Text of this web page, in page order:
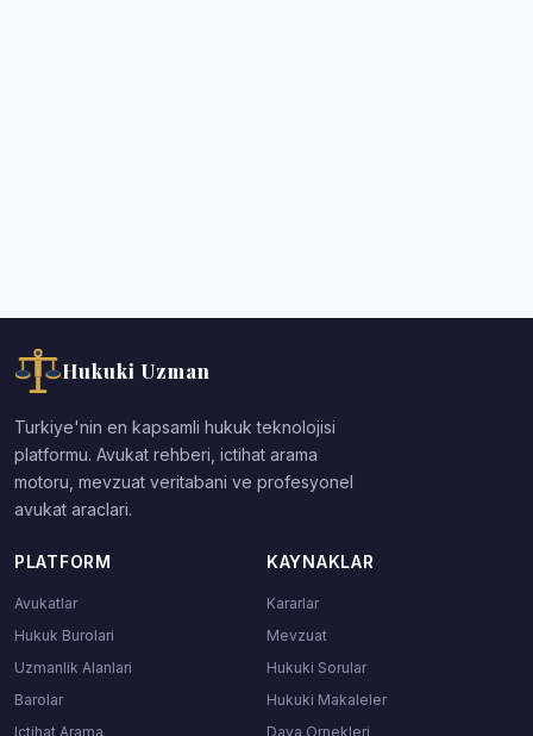
Hukuki Uzman
Turkiye'nin en kapsamli hukuk teknolojisi
platformu. Avukat rehberi, ictihat arama
motoru, mevzuat veritabani ve profesyonel
avukat araclari.
PLATFORM
Avukatlar
Hukuk Burolari
Uzmanlik Alanlari
Barolar
Ictihat Arama
KAYNAKLAR
Kararlar
Mevzuat
Hukuki Sorular
Hukuki Makaleler
Dava Ornekleri